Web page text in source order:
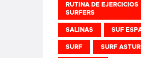
RUTINA DE EJERCICIOS
SURFERS
SALINAS SUF
SURF SURF